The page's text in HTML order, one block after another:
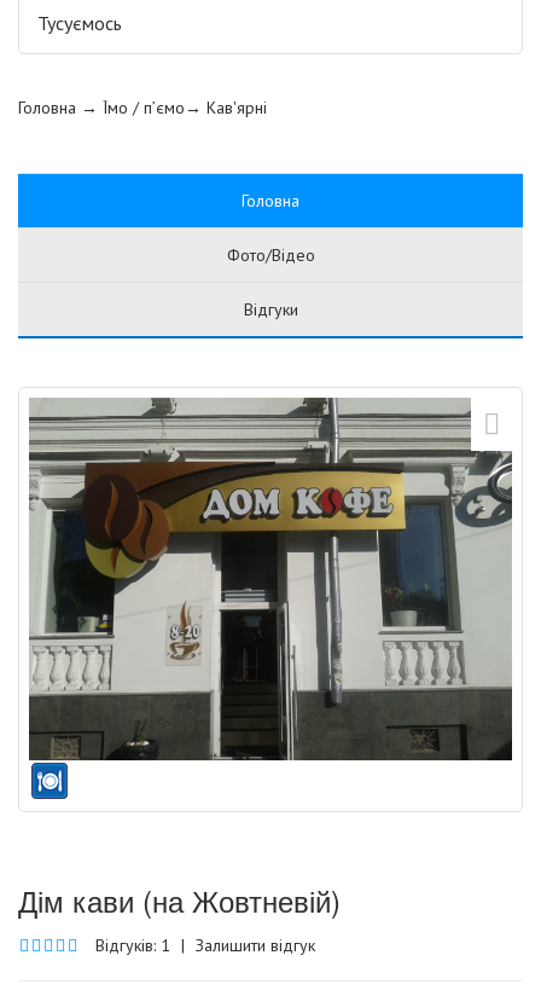
Тусуємось
Головна → Їмо / п’ємо→ Кав'ярні
Головна
Фото/Відео
Відгуки
Дім кави (на Жовтневій)
Відгуків: 1 | Залишити відгук